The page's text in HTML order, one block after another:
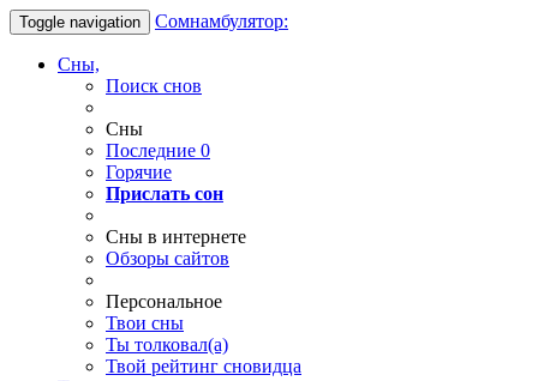
Toggle navigation Сомнамбулятор:
Сны,
Поиск снов
Сны
Последние 0
Горячие
Прислать сон
Сны в интернете
Обзоры сайтов
Персональное
Твои сны
Ты толковал(а)
Твой рейтинг сновидца